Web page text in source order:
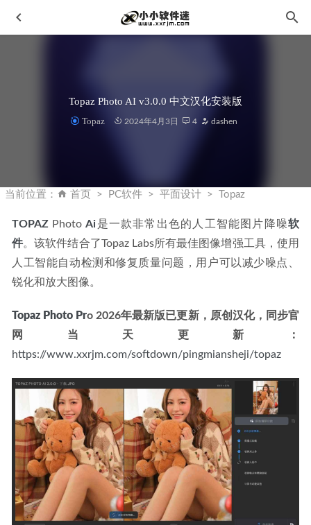
Topaz Photo AI v3.0.0 中文汉化安装版
Topaz 2024年4月3日 4 dashen
当前位置： 首页 PC软件 平面设计 Topaz
TOPAZ Photo Ai是一款非常出色的人工智能图片降噪软
件。该软件结合了Topaz Labs所有最佳图像增强工具，使用
人工智能自动检测和修复质量问题，用户可以减少噪点、
锐化和放大图像。
Topaz Photo Pro 2026年最新版已更新，原创汉化，同步官
网当天更新：
https://www.xxrjm.com/softdown/pingmiansheji/topaz
能图像增强工具 2026-06-29
犀牛Rhinoceros 7.26.23009.7001中文破解版+破解补丁+安装
教程 2023-01-15
思维导图 XMind 8 Update 9 Pro 中文破解版 2019-12-14
Adobe Media Encoder 2023 v23.1.0.81中文破解版